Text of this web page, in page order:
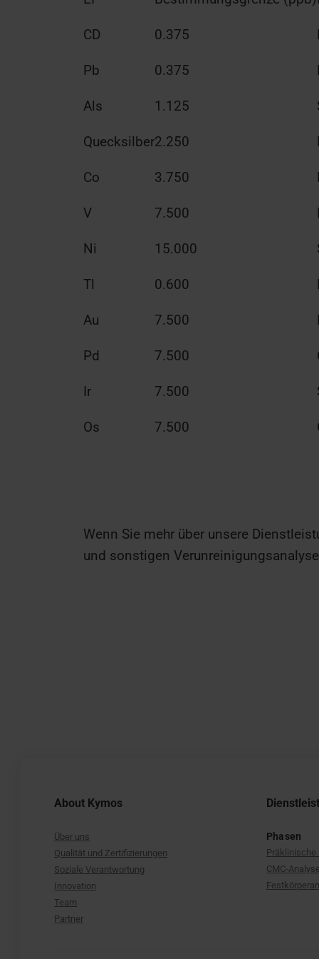
CD 0.375
Pb 0.375
Als 1.125
Quecksilber2.250
Co 3.750
V 7.500
Ni 15.000
Tl 0.600
Au 7.500
Pd 7.500
Ir 7.500
Os 7.500
Wenn Sie mehr über unsere
und sonstigen
About Kymos
Über uns
Qualität und Zertifizierungen
Soziale Verantwortung
Innovation
Team
Partner
Phasen
Präklinische
CMC-